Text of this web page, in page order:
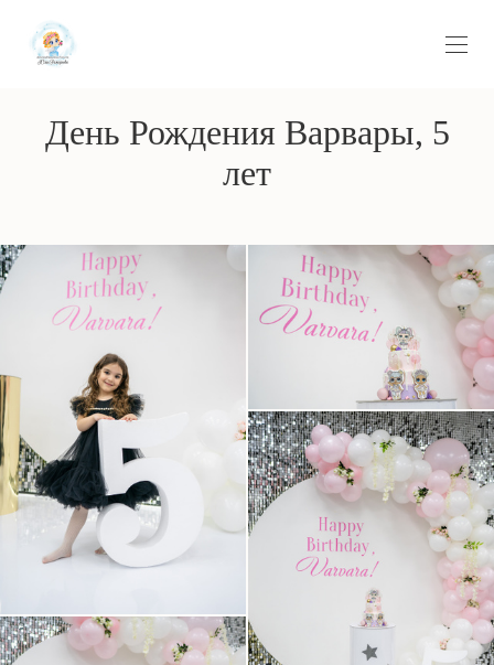
День Рождения Варвары, 5
лет